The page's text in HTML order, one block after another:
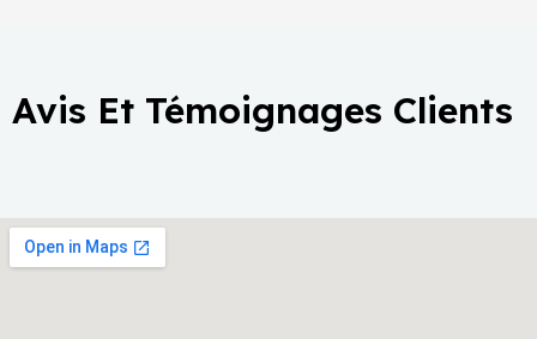
Avis Et Témoignages Clients